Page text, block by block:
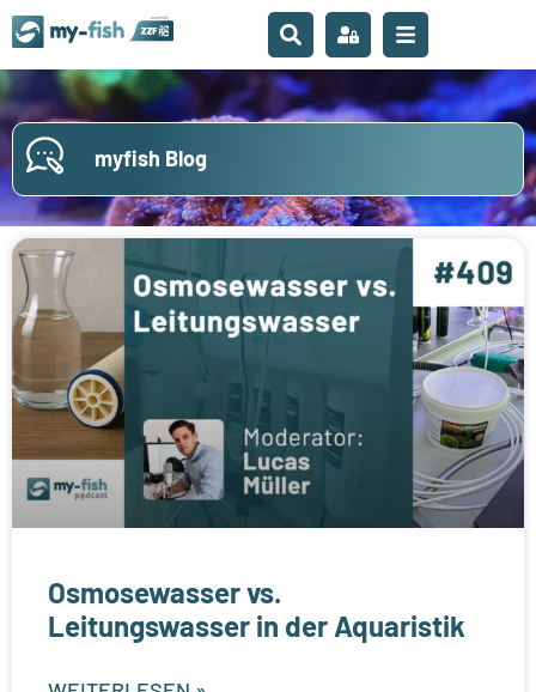
myfish Blog
Osmosewasser vs.
Leitungswasser in der Aquaristik